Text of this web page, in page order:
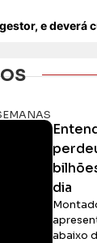
e deverá
dia
abaixo